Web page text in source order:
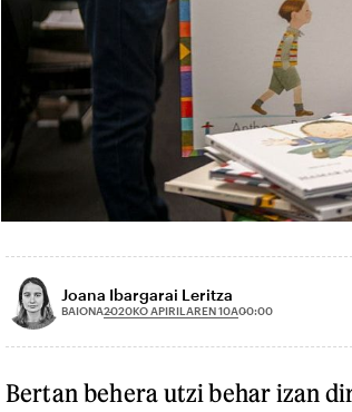
Joana Ibargarai Leritza
BAIONA2020KO APIRILAREN 10A00:00
Bertan behera utzi behar izan